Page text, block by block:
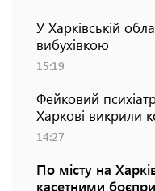
У Харківській
вибухівкою
15:19
Фейковий
Харкові викрили
14:27
По місту на
касетними